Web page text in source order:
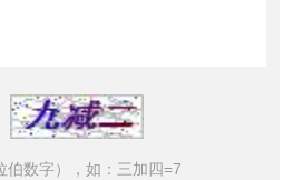
伯数字），如：三加四=7